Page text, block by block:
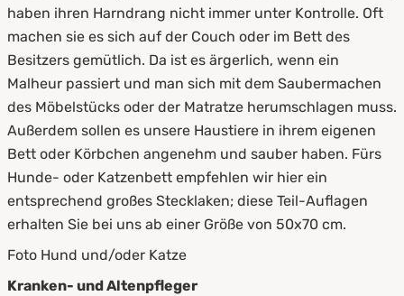
haben ihren Harndrang nicht immer unter Kontrolle. Oft
machen sie es sich auf der Couch oder im Bett des
Besitzers gemütlich. Da ist es ärgerlich, wenn ein
Malheur passiert und man sich mit dem Saubermachen
des Möbelstücks oder der Matratze herumschlagen muss.
Außerdem sollen es unsere Haustiere in ihrem eigenen
Bett oder Körbchen angenehm und sauber haben. Fürs
Hunde- oder Katzenbett empfehlen wir hier ein
entsprechend großes Stecklaken; diese Teil-Auflagen
erhalten Sie bei uns ab einer Größe von 50x70 cm.
Foto Hund und/oder Katze
Kranken- und Altenpfleger